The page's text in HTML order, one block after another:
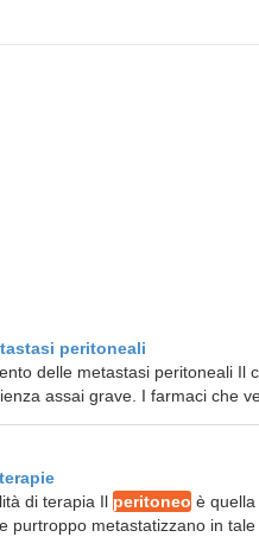
peritoneali
delle metastasi peritoneali Il
assai grave. I farmaci che
di terapia Il peritoneo è
purtroppo metastatizzano in tale